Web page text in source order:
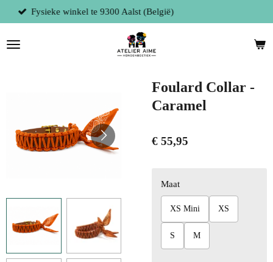
direct
naar
de
Persoonlijke service
Foulard Collar -
Caramel
€ 55,95
Maat
XS Mini XS
S M